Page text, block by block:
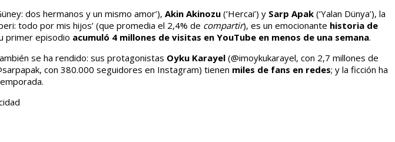
dos hermanos y un mismo amor’), Akin Akinozu (‘Hercai’) y Sarp Apak (‘Yalan Dünya’), la
todo por mis hijos’ (que promedia el 2,4% de compartir), es un emocionante historia de
primer episodio acumuló 4 millones de visitas en YouTube en menos de una semana.
se ha rendido: sus protagonistas Oyku Karayel (@imoykukarayel, con 2,7 millones de
con 380.000 seguidores en Instagram) tienen miles de fans en redes; y la ficción ha